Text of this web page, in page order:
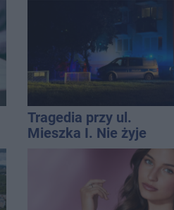
Tragedia przy ul.
Mieszka I. Nie żyje
osoba, która wypadła z
czwartego piętra